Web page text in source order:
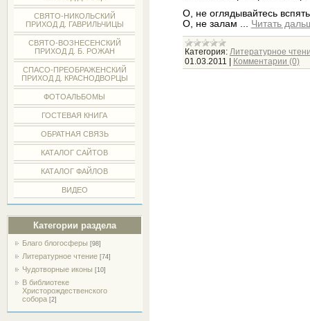
СВЯТО-НИКОЛЬСКИЙ
ПРИХОД Д. ГАВРИЛЬЧИЦЫ
СВЯТО-ВОЗНЕСЕНСКИЙ
ПРИХОД Д. Б. РОЖАН
СПАСО-ПРЕОБРАЖЕНСКИЙ
ПРИХОД Д. КРАСНОДВОРЦЫ
ФОТОАЛЬБОМЫ
ГОСТЕВАЯ КНИГА
ОБРАТНАЯ СВЯЗЬ
КАТАЛОГ САЙТОВ
КАТАЛОГ ФАЙЛОВ
ВИДЕО
Категории раздела
Благо блогосферы [98]
Литературное чтение [74]
Чудотворные иконы [10]
В библиотеке
Христорождественского
собора [2]
О, не оглядывайтесь
О, не залам
Читать
Категория: Литературное
01.03.2011
Комментарии (0)